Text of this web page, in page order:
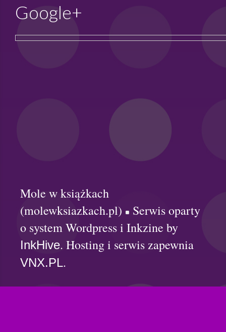
Google+
Mole w książkach
(molewksiazkach.pl)
Serwis oparty
o system Wordpress i Inkzine by
InkHive. Hosting i serwis zapewnia
VNX.PL.